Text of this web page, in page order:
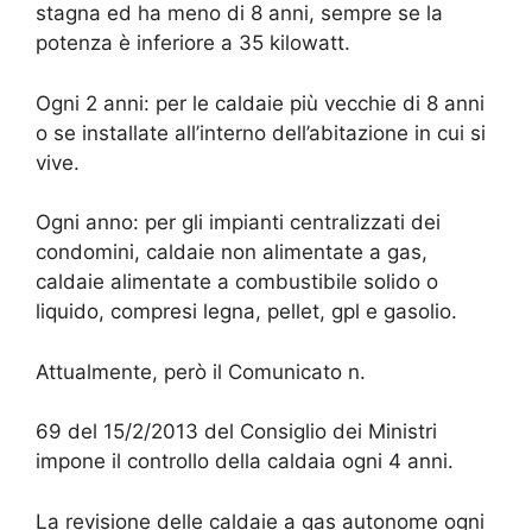
stagna ed ha meno di 8 anni, sempre se la
potenza è inferiore a 35 kilowatt.
Ogni 2 anni: per le caldaie più vecchie di 8 anni
o se installate all’interno dell’abitazione in cui si
vive.
Ogni anno: per gli impianti centralizzati dei
condomini, caldaie non alimentate a gas,
caldaie alimentate a combustibile solido o
liquido, compresi legna, pellet, gpl e gasolio.
Attualmente, però il Comunicato n.
69 del 15/2/2013 del Consiglio dei Ministri
impone il controllo della caldaia ogni 4 anni.
La revisione delle caldaie a gas autonome ogni